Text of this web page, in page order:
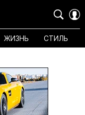
ЖИЗНЬ СТИЛЬ